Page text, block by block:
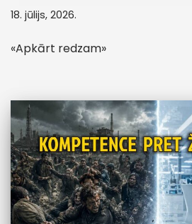
18. jūlijs, 2026.
«Apkārt redzam»